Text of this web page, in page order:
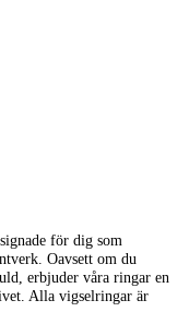
för dig som
Oavsett om du
erbjuder våra ringar en
Alla vigselringar är